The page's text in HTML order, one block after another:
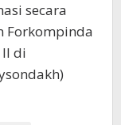
secara
Forkompinda
di